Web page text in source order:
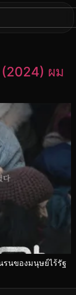
ผม
รนของมนุษย์ไร้รัฐ